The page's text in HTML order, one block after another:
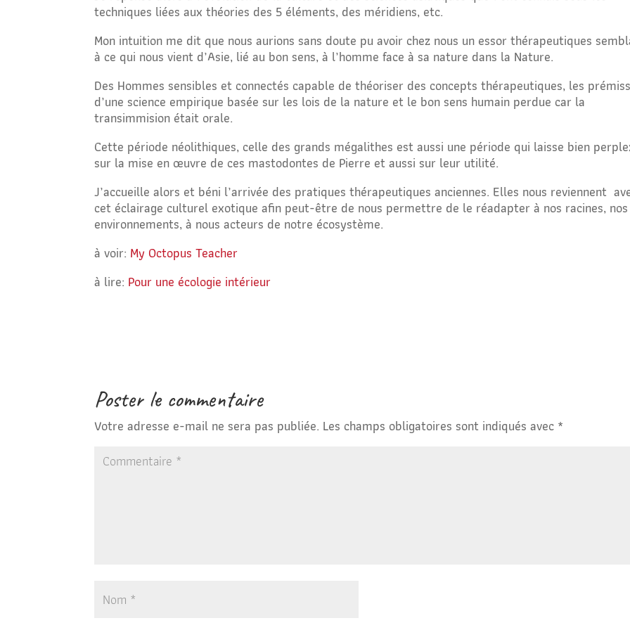
techniques liées aux théories des 5 éléments, des méridiens, etc.
Mon intuition me dit que nous aurions sans doute pu avoir chez nous un essor thérapeutiques
à ce qui nous vient d’Asie, lié au bon sens, à l’homme face à sa nature dans la Nature.
Des Hommes sensibles et connectés capable de théoriser des concepts thérapeutiques, les
d’une science empirique basée sur les lois de la nature et le bon sens humain perdue car la
transimmision était orale.
Cette période néolithiques, celle des grands mégalithes est aussi une période qui laisse bien
sur la mise en œuvre de ces mastodontes de Pierre et aussi sur leur utilité.
J’accueille alors et béni l’arrivée des pratiques thérapeutiques anciennes. Elles nous reviennent
cet éclairage culturel exotique afin peut-être de nous permettre de le réadapter à nos racines, nos
environnements, à nous acteurs de notre écosystème.
à voir: My Octopus Teacher
à lire: Pour une écologie intérieur
Poster le commentaire
Votre adresse e-mail ne sera pas publiée. Les champs obligatoires sont indiqués avec *